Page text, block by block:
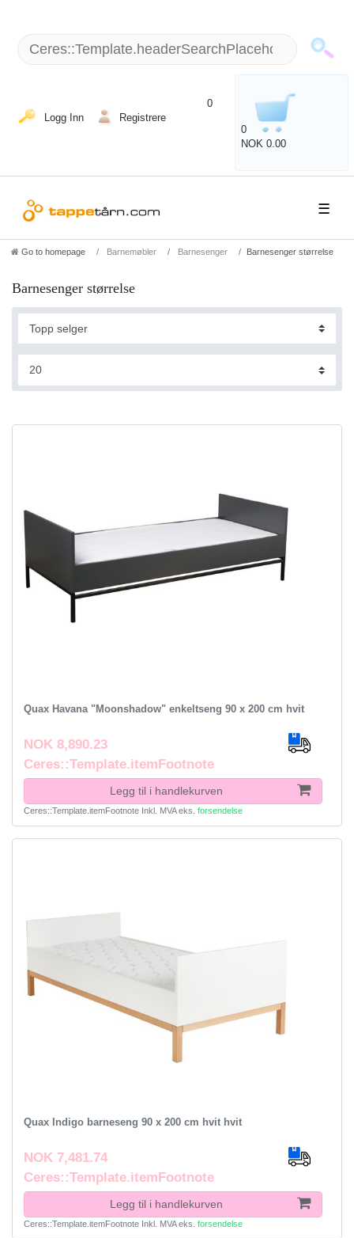
Logg Inn Registrere
0
0
NOK 0.00
☰
Go to homepage Barnemøbler Barnesenger Barnesenger størrelse
Barnesenger størrelse
Quax Havana "Moonshadow" enkeltseng 90 x 200 cm hvit
NOK 8,890.23
Ceres::Template.itemFootnote
Legg til i handlekurven
Ceres::Template.itemFootnote Inkl. MVAeks. forsendelse
Quax Indigo barneseng 90 x 200 cm hvit hvit
NOK 7,481.74
Ceres::Template.itemFootnote
Legg til i handlekurven
Ceres::Template.itemFootnote Inkl. MVAeks. forsendelse